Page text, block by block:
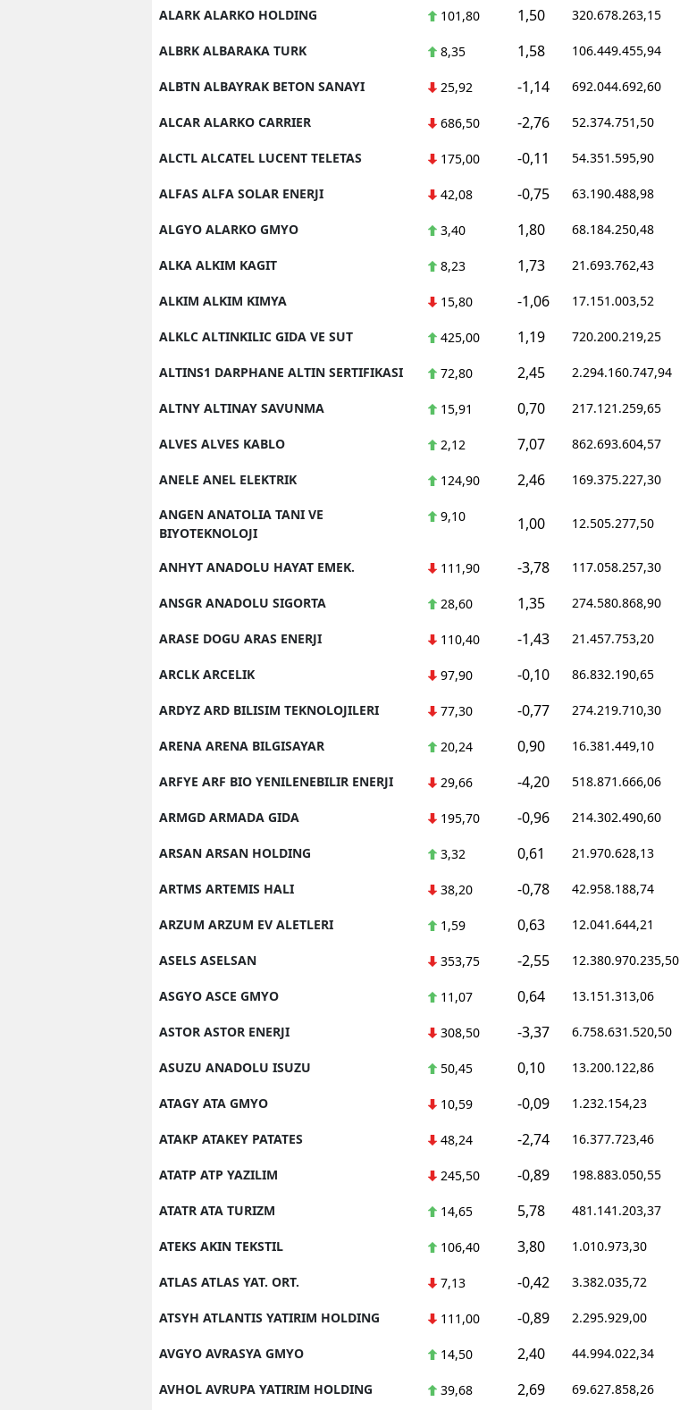
ALARK ALARKO HOLDING 101,80 1,50 320.678.263,15
ALBRK ALBARAKA TURK 8,35 1,58 106.449.455,94
ALBTN ALBAYRAK BETON SANAYI 25,92 -1,14 692.044.692,60
ALCAR ALARKO CARRIER 686,50 -2,76 52.374.751,50
ALCTL ALCATEL LUCENT TELETAS 175,00 -0,11 54.351.595,90
ALFAS ALFA SOLAR ENERJI 42,08 -0,75 63.190.488,98
ALGYO ALARKO GMYO 3,40 1,80 68.184.250,48
ALKA ALKIM KAGIT 8,23 1,73 21.693.762,43
ALKIM ALKIM KIMYA 15,80 -1,06 17.151.003,52
ALKLC ALTINKILIC GIDA VE SUT 425,00 1,19 720.200.219,25
ALTINS1 DARPHANE ALTIN SERTIFIKASI 72,80 2,45 2.294.160.747,94
ALTNY ALTINAY SAVUNMA 15,91 0,70 217.121.259,65
ALVES ALVES KABLO 2,12 7,07 862.693.604,57
ANELE ANEL ELEKTRIK 124,90 2,46 169.375.227,30
ANGEN ANATOLIA TANI VE
BIYOTEKNOLOJI
9,10 1,00 12.505.277,50
ANHYT ANADOLU HAYAT EMEK. 111,90 -3,78 117.058.257,30
ANSGR ANADOLU SIGORTA 28,60 1,35 274.580.868,90
ARASE DOGU ARAS ENERJI 110,40 -1,43 21.457.753,20
ARCLK ARCELIK 97,90 -0,10 86.832.190,65
ARDYZ ARD BILISIM TEKNOLOJILERI 77,30 -0,77 274.219.710,30
ARENA ARENA BILGISAYAR 20,24 0,90 16.381.449,10
ARFYE ARF BIO YENILENEBILIR ENERJI 29,66 -4,20 518.871.666,06
ARMGD ARMADA GIDA 195,70 -0,96 214.302.490,60
ARSAN ARSAN HOLDING 3,32 0,61 21.970.628,13
ARTMS ARTEMIS HALI 38,20 -0,78 42.958.188,74
ARZUM ARZUM EV ALETLERI 1,59 0,63 12.041.644,21
ASELS ASELSAN 353,75 -2,55 12.380.970.235,50
ASGYO ASCE GMYO 11,07 0,64 13.151.313,06
ASTOR ASTOR ENERJI 308,50 -3,37 6.758.631.520,50
ASUZU ANADOLU ISUZU 50,45 0,10 13.200.122,86
ATAGY ATA GMYO 10,59 -0,09 1.232.154,23
ATAKP ATAKEY PATATES 48,24 -2,74 16.377.723,46
ATATP ATP YAZILIM 245,50 -0,89 198.883.050,55
ATATR ATA TURIZM 14,65 5,78 481.141.203,37
ATEKS AKIN TEKSTIL 106,40 3,80 1.010.973,30
ATLAS ATLAS YAT. ORT. 7,13 -0,42 3.382.035,72
ATSYH ATLANTIS YATIRIM HOLDING 111,00 -0,89 2.295.929,00
AVGYO AVRASYA GMYO 14,50 2,40 44.994.022,34
AVHOL AVRUPA YATIRIM HOLDING 39,68 2,69 69.627.858,26